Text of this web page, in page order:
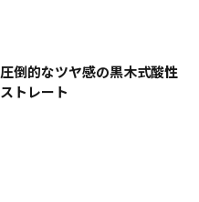
圧倒的なツヤ感の黒木式酸性
ストレート